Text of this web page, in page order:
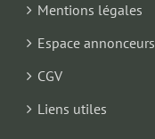
Mentions légales
Espace annonceurs
CGV
Liens utiles